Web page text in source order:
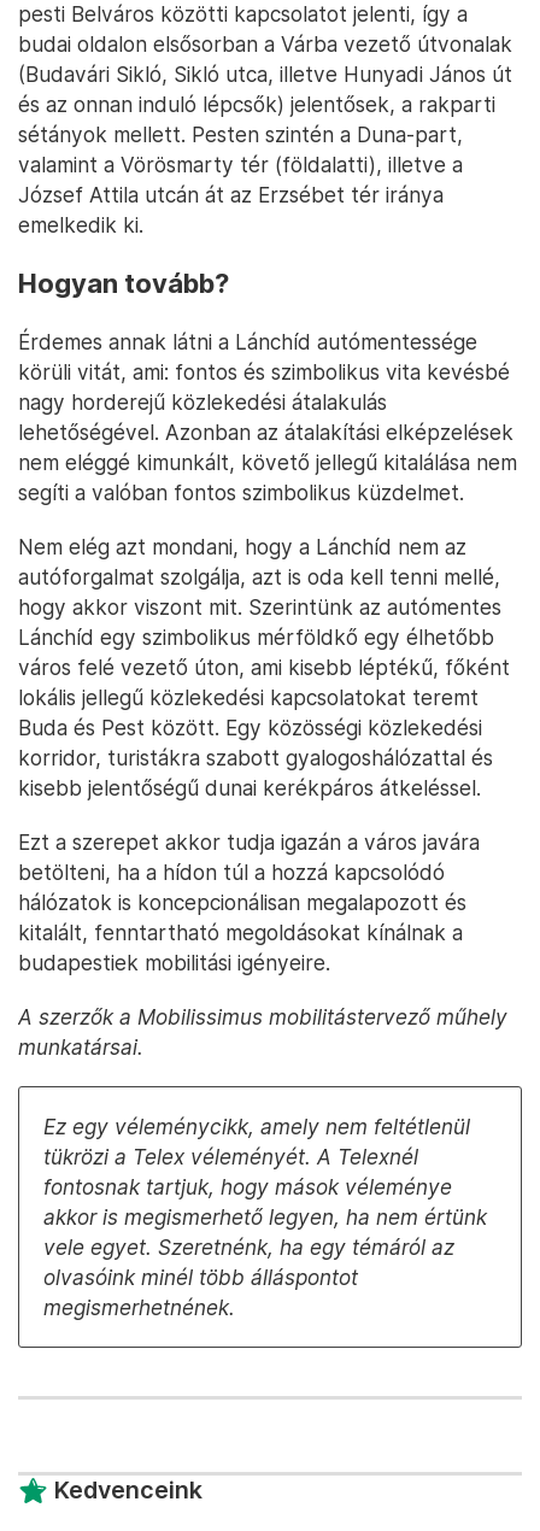
pesti Belváros közötti kapcsolatot jelenti, így a
budai oldalon elsősorban a Várba vezető útvonalak
(Budavári Sikló, Sikló utca, illetve Hunyadi János út
és az onnan induló lépcsők) jelentősek, a rakparti
sétányok mellett. Pesten szintén a Duna-part,
valamint a Vörösmarty tér (földalatti), illetve a
József Attila utcán át az Erzsébet tér iránya
emelkedik ki.
Hogyan tovább?
Érdemes annak látni a Lánchíd autómentessége
körüli vitát, ami: fontos és szimbolikus vita kevésbé
nagy horderejű közlekedési átalakulás
lehetőségével. Azonban az átalakítási elképzelések
nem eléggé kimunkált, követő jellegű kitalálása nem
segíti a valóban fontos szimbolikus küzdelmet.
Nem elég azt mondani, hogy a Lánchíd nem az
autóforgalmat szolgálja, azt is oda kell tenni mellé,
hogy akkor viszont mit. Szerintünk az autómentes
Lánchíd egy szimbolikus mérföldkő egy élhetőbb
város felé vezető úton, ami kisebb léptékű, főként
lokális jellegű közlekedési kapcsolatokat teremt
Buda és Pest között. Egy közösségi közlekedési
korridor, turistákra szabott gyalogoshálózattal és
kisebb jelentőségű dunai kerékpáros átkeléssel.
Ezt a szerepet akkor tudja igazán a város javára
betölteni, ha a hídon túl a hozzá kapcsolódó
hálózatok is koncepcionálisan megalapozott és
kitalált, fenntartható megoldásokat kínálnak a
budapestiek mobilitási igényeire.
A szerzők a Mobilissimus mobilitástervező műhely
munkatársai.
Ez egy véleménycikk, amely nem feltétlenül
tükrözi a Telex véleményét. A Telexnél
fontosnak tartjuk, hogy mások véleménye
akkor is megismerhető legyen, ha nem értünk
vele egyet. Szeretnénk, ha egy témáról az
olvasóink minél több álláspontot
megismerhetnének.
Kedvenceink